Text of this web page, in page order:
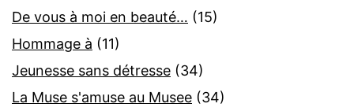
De vous à moi en beauté… (15)
Hommage à (11)
Jeunesse sans détresse (34)
La Muse s'amuse au Musee (34)